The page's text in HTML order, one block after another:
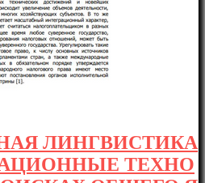
ЛИНГВИСТИКА
ТЕХНО